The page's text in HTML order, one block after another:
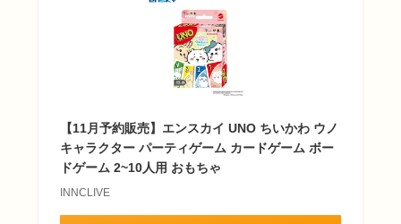
【11月予約販売】エンスカイ UNO ちいかわ ウノ
キャラクター パーティゲーム カードゲーム ボー
ドゲーム 2~10人用 おもちゃ
INNCLIVE